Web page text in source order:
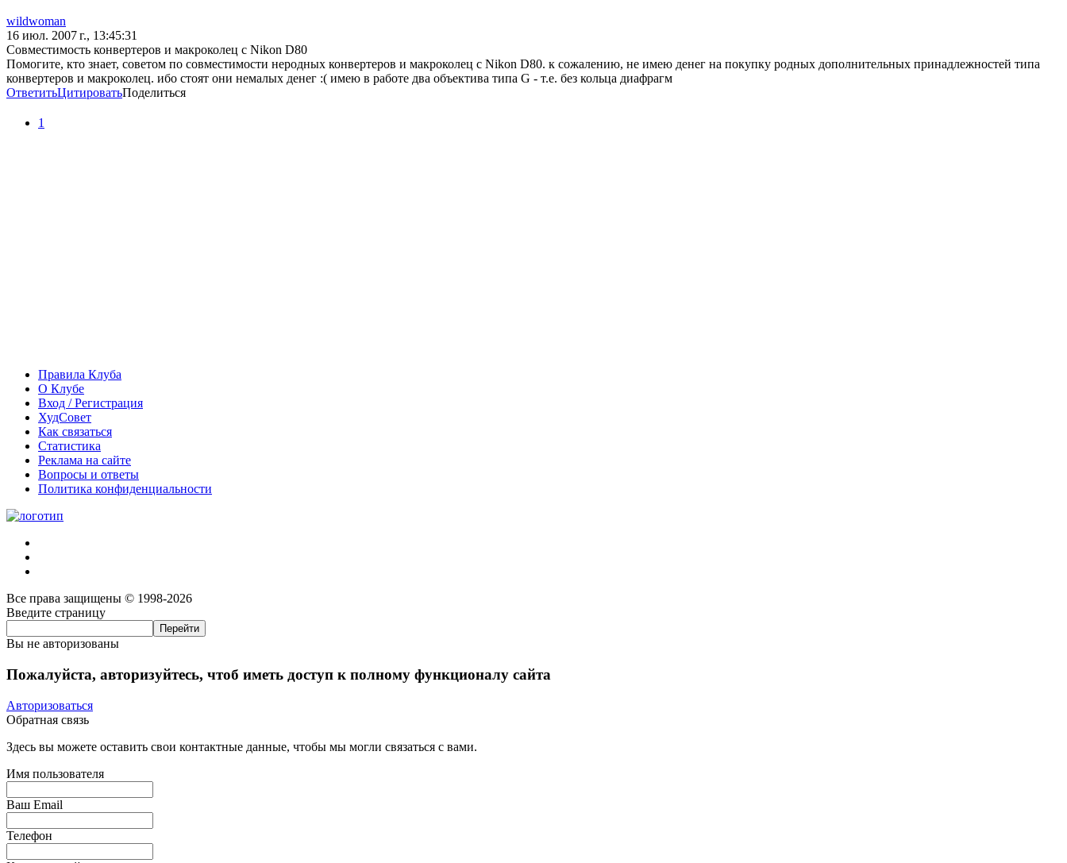
wildwoman
16 июл. 2007 г., 13:45:31
Совместимость конвертеров и макроколец с Nikon D80
Помогите, кто знает, советом по совместимости неродных конвертеров и макроколец с Nikon D80. к сожалению, не имею денег на покупку родных дополнительных принадлежностей типа
конвертеров и макроколец. ибо стоят они немалых денег :( имею в работе два объектива типа G - т.е. без кольца диафрагм
ОтветитьЦитироватьПоделиться
1
Правила Клуба
О Клубе
Вход / Регистрация
ХудСовет
Как связаться
Статистика
Реклама на сайте
Вопросы и ответы
Политика конфиденциальности
Все права защищены © 1998-2026
Введите страницу
Вы не авторизованы
Пожалуйста, авторизуйтесь, чтоб иметь доступ к полному функционалу сайта
Авторизоваться
Обратная связь
Здесь вы можете оставить свои контактные данные, чтобы мы могли связаться с вами.
Имя пользователя
Ваш Email
Телефон